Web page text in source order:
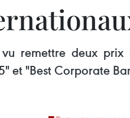
remettre deux prix
et "Best Corporate